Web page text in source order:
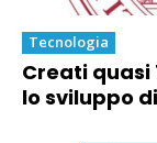
Tecnologia
Creati quasi
lo sviluppo